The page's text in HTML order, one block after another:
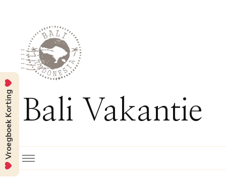
Bali Vakantie
Vroegboek Korting